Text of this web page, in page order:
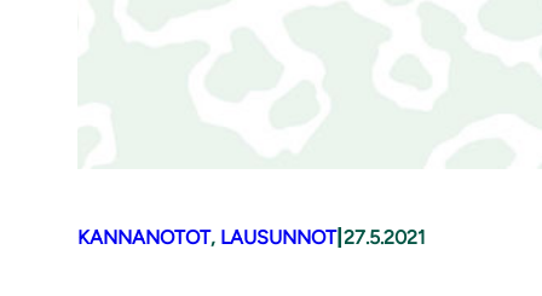
KANNANOTOT, LAUSUNNOT| 27.5.2021